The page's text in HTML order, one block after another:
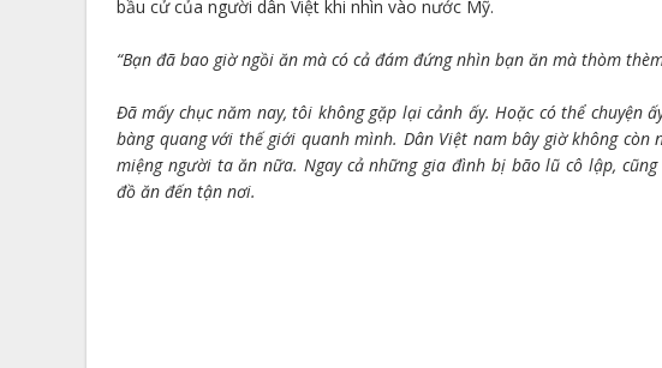
bầu cử của người dân Việt khi nhìn vào nước Mỹ.
“Bạn đã bao giờ ngồi ăn mà có cả đám đứng nhìn bạn ăn mà thòm
Đã mấy chục năm nay, tôi không gặp lại cảnh ấy. Hoặc có thể chuyện
bàng quang với thế giới quanh mình. Dân Việt nam bây giờ không
miệng người ta ăn nữa. Ngay cả những gia đình bị bão lũ cô lập,
đồ ăn đến tận nơi.